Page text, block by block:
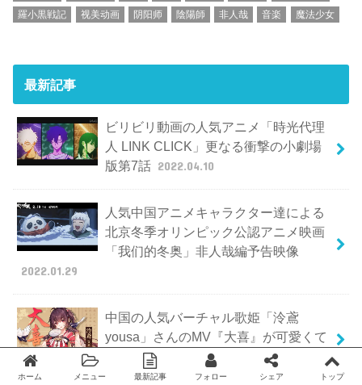
羅小黒戦記
视美动画 阴阳师 陰陽師 非人哉 音楽 魔法少女
最新記事
ビリビリ動画の人気アニメ「時光代理
人 LINK CLICK」更なる衝撃の小劇場
版第7話 2022.04.10
人気中国アニメキャラクター達による
北京冬季オリンピック公認アニメ映画
「我们的冬奥」非人哉編予告映像
2022.01.29
中国の人気バーチャル歌姫「泠鳶
yousa」さんのMV『大喜』が可愛くて
美しい 2022.01.16
ホーム メニュー 最新記事 フォロー シェア トップ
Twitter facebook